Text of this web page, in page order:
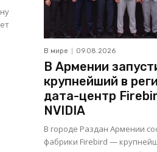
В мире 09.08.2026
В Армении
крупнейший в
дата-центр
NVIDIA
В городе Раздан Армении
фабрики Firebird —